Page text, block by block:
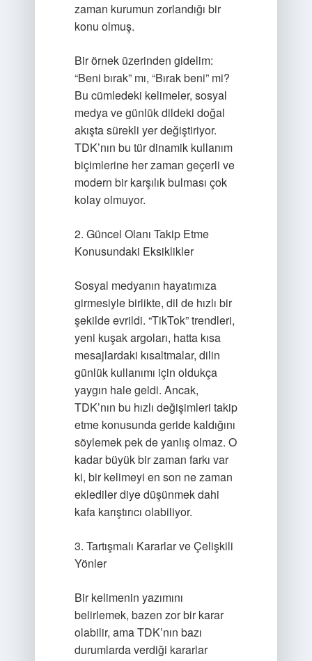
zaman kurumun zorlandığı bir
konu olmuş.
Bir örnek üzerinden gidelim:
“Beni bırak” mı, “Bırak beni” mi?
Bu cümledeki kelimeler, sosyal
medya ve günlük dildeki doğal
akışta sürekli yer değiştiriyor.
TDK’nın bu tür dinamik kullanım
biçimlerine her zaman geçerli ve
modern bir karşılık bulması çok
kolay olmuyor.
2. Güncel Olanı Takip Etme
Konusundaki Eksiklikler
Sosyal medyanın hayatımıza
girmesiyle birlikte, dil de hızlı bir
şekilde evrildi. “TikTok” trendleri,
yeni kuşak argoları, hatta kısa
mesajlardaki kısaltmalar, dilin
günlük kullanımı için oldukça
yaygın hale geldi. Ancak,
TDK’nın bu hızlı değişimleri takip
etme konusunda geride kaldığını
söylemek pek de yanlış olmaz. O
kadar büyük bir zaman farkı var
ki, bir kelimeyi en son ne zaman
eklediler diye düşünmek dahi
kafa karıştırıcı olabiliyor.
3. Tartışmalı Kararlar ve Çelişkili
Yönler
Bir kelimenin yazımını
belirlemek, bazen zor bir karar
olabilir, ama TDK’nın bazı
durumlarda verdiği kararlar